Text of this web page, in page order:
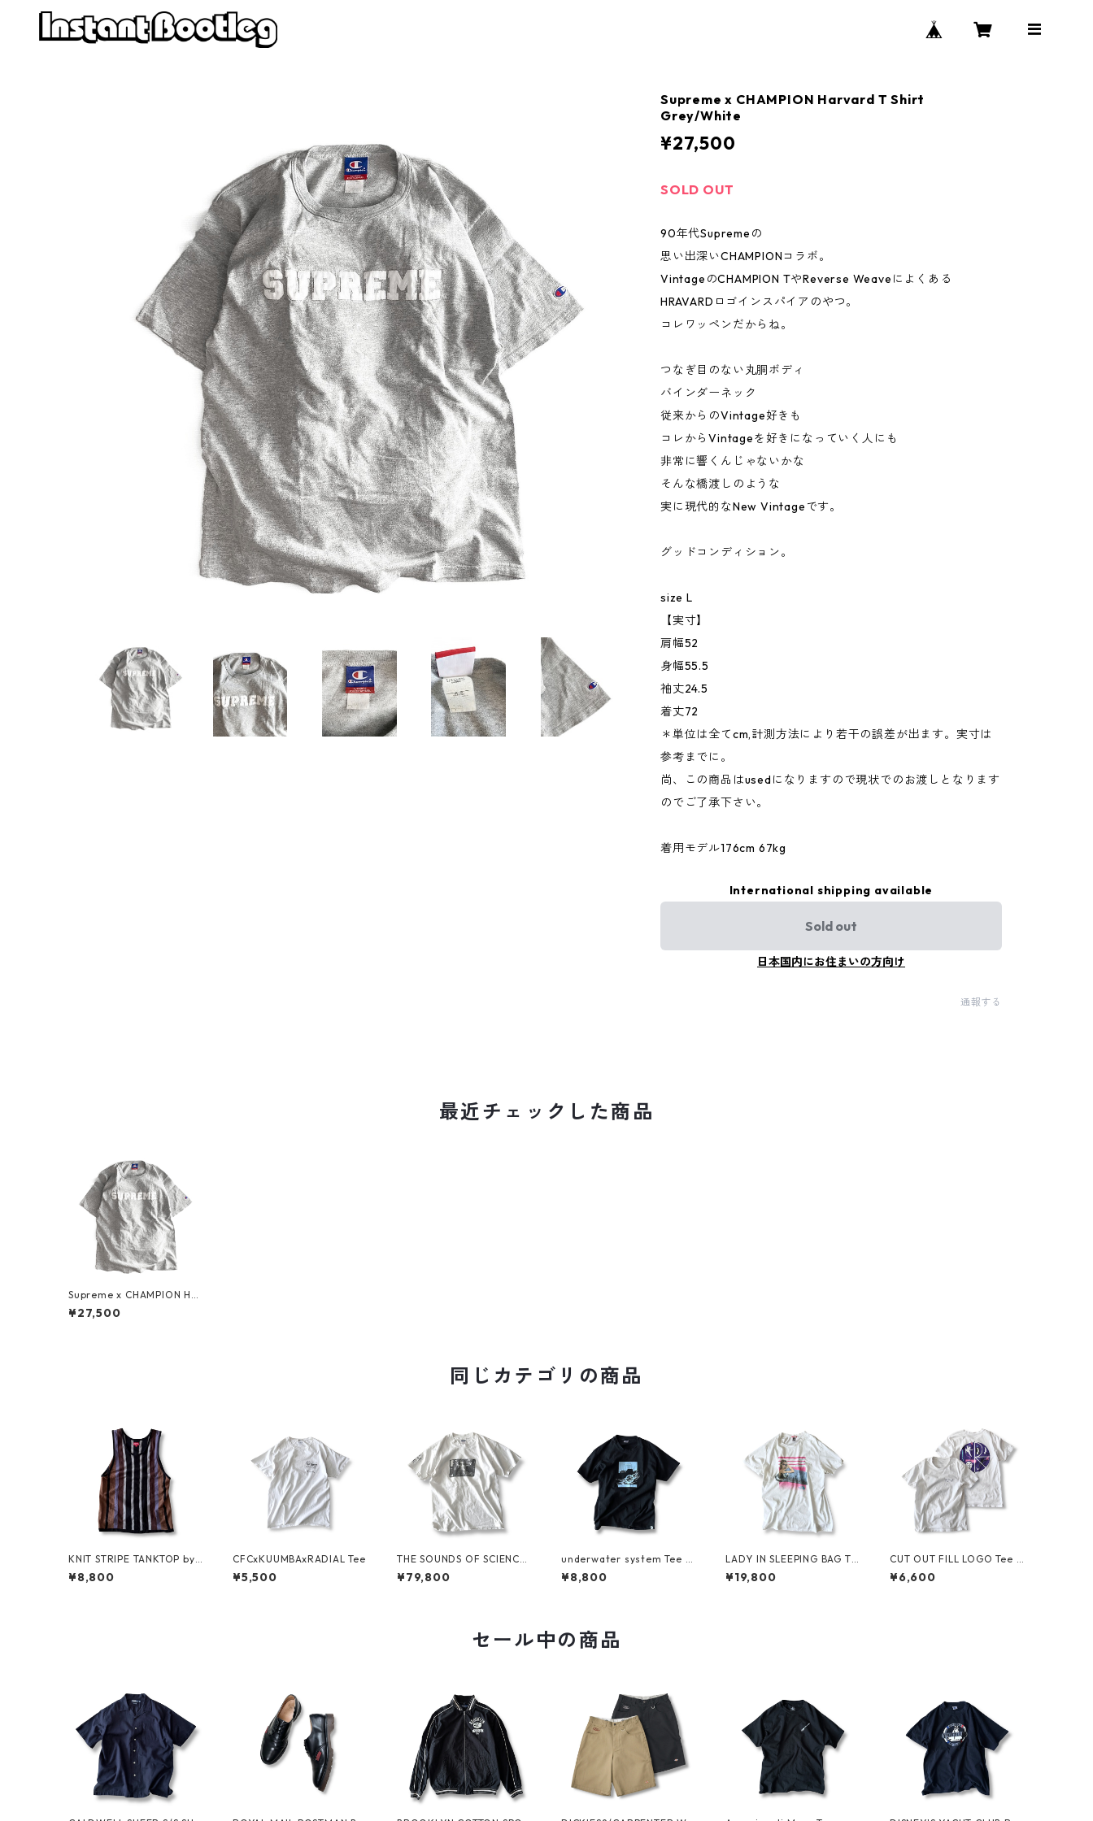
Supreme x CHAMPION Harvard T Shirt
Grey/White
¥27,500
SOLD OUT
90年代Supremeの
思い出深いCHAMPIONコラボ。
VintageのCHAMPION TやReverse Weaveによくある
HRAVARDロゴインスパイアのやつ。
コレワッペンだからね。
つなぎ目のない丸胴ボディ
バインダーネック
従来からのVintage好きも
コレからVintageを好きになっていく人にも
非常に響くんじゃないかな
そんな橋渡しのような
実に現代的なNew Vintageです。
グッドコンディション。
size L
【実寸】
肩幅52
身幅55.5
袖丈24.5
着丈72
＊単位は全てcm,計測方法により若干の誤差が出ます。実寸は
参考までに。
尚、この商品はusedになりますので現状でのお渡しとなります
のでご了承下さい。
着用モデル176cm 67kg
International shipping available
Sold out
日本国内にお住まいの方向け
通報する
最近チェックした商品
Supreme x CHAMPION Har
vard T Shirt Grey/White
¥27,500
同じカテゴリの商品
KNIT STRIPE TANKTOP by
Supreme
¥8,800
CFCxKUUMBAxRADIAL Tee
¥5,500
THE SOUNDS OF SCIENCE
for Grand Royal Tee by BE
ASTIE BOYS
¥79,800
underwater system Tee b
y SARCASTIC
¥8,800
LADY IN SLEEPING BAG Te
e by THE NORTH FACE
¥19,800
CUT OUT FILL LOGO Tee b
y Polar Skate Co.
¥6,600
セール中の商品